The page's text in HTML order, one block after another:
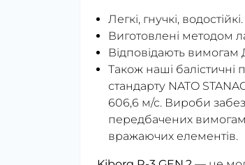
Легкі, гнучкі, водостійкі.
Виготовлені методом
Відповідають вимогам
Також наші балістичні
стандарту NATO
606,6 м/с. Вироби
передбачених
вражаючих елементів.